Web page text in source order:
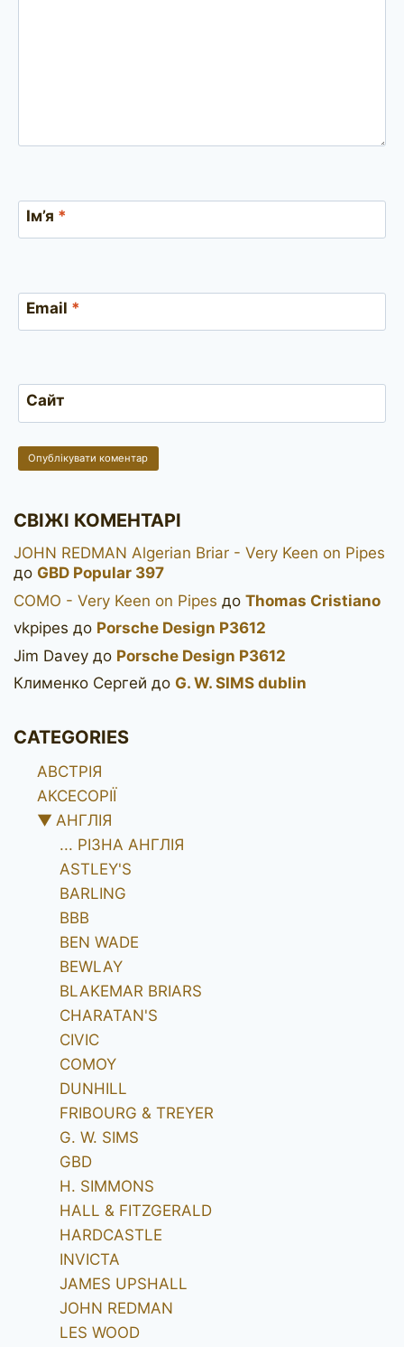
Ім’я *
Email *
Сайт
СВІЖІ КОМЕНТАРІ
JOHN REDMAN Algerian Briar - Very Keen on Pipes
до GBD Popular 397
COMO - Very Keen on Pipes до Thomas Cristiano
vkpipes до Porsche Design P3612
Jim Davey до Porsche Design P3612
Клименко Сергей до G. W. SIMS dublin
CATEGORIES
АВСТРІЯ
АКСЕСОРІЇ
▼ АНГЛІЯ
... РІЗНА АНГЛІЯ
ASTLEY'S
BARLING
BBB
BEN WADE
BEWLAY
BLAKEMAR BRIARS
CHARATAN'S
CIVIC
COMOY
DUNHILL
FRIBOURG & TREYER
G. W. SIMS
GBD
H. SIMMONS
HALL & FITZGERALD
HARDCASTLE
INVICTA
JAMES UPSHALL
JOHN REDMAN
LES WOOD